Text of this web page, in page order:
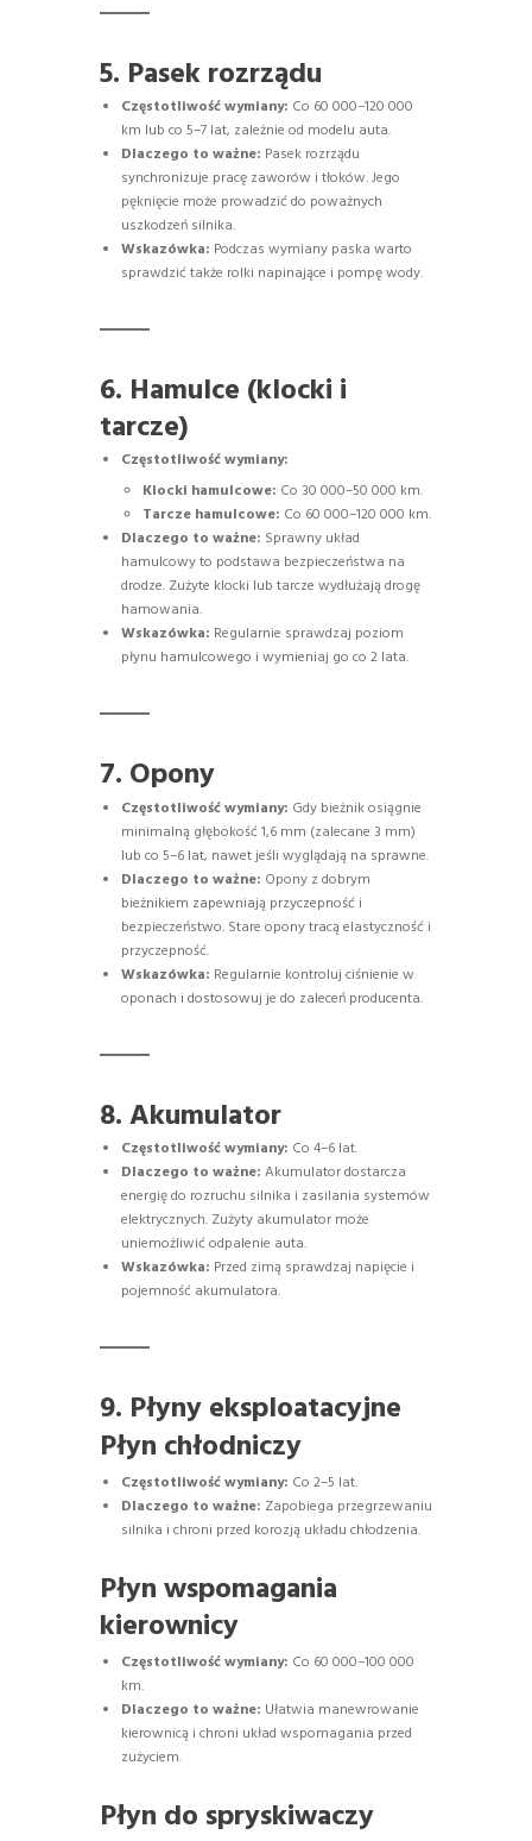
5. Pasek rozrządu
Częstotliwość wymiany: Co 60 000–120 000
km lub co 5–7 lat, zależnie od modelu auta.
Dlaczego to ważne: Pasek rozrządu
synchronizuje pracę zaworów i tłoków. Jego
pęknięcie może prowadzić do poważnych
uszkodzeń silnika.
Wskazówka: Podczas wymiany paska warto
sprawdzić także rolki napinające i pompę wody.
6. Hamulce (klocki i
tarcze)
Częstotliwość wymiany:
Klocki hamulcowe: Co 30 000–50 000 km.
Tarcze hamulcowe: Co 60 000–120 000 km.
Dlaczego to ważne: Sprawny układ
hamulcowy to podstawa bezpieczeństwa na
drodze. Zużyte klocki lub tarcze wydłużają drogę
hamowania.
Wskazówka: Regularnie sprawdzaj poziom
płynu hamulcowego i wymieniaj go co 2 lata.
7. Opony
Częstotliwość wymiany: Gdy bieżnik osiągnie
minimalną głębokość 1,6 mm (zalecane 3 mm)
lub co 5–6 lat, nawet jeśli wyglądają na sprawne.
Dlaczego to ważne: Opony z dobrym
bieżnikiem zapewniają przyczepność i
bezpieczeństwo. Stare opony tracą elastyczność i
przyczepność.
Wskazówka: Regularnie kontroluj ciśnienie w
oponach i dostosowuj je do zaleceń producenta.
8. Akumulator
Częstotliwość wymiany: Co 4–6 lat.
Dlaczego to ważne: Akumulator dostarcza
energię do rozruchu silnika i zasilania systemów
elektrycznych. Zużyty akumulator może
uniemożliwić odpalenie auta.
Wskazówka: Przed zimą sprawdzaj napięcie i
pojemność akumulatora.
9. Płyny eksploatacyjne
Płyn chłodniczy
Częstotliwość wymiany: Co 2–5 lat.
Dlaczego to ważne: Zapobiega przegrzewaniu
silnika i chroni przed korozją układu chłodzenia.
Płyn wspomagania
kierownicy
Częstotliwość wymiany: Co 60 000–100 000
km.
Dlaczego to ważne: Ułatwia manewrowanie
kierownicą i chroni układ wspomagania przed
zużyciem.
Płyn do spryskiwaczy